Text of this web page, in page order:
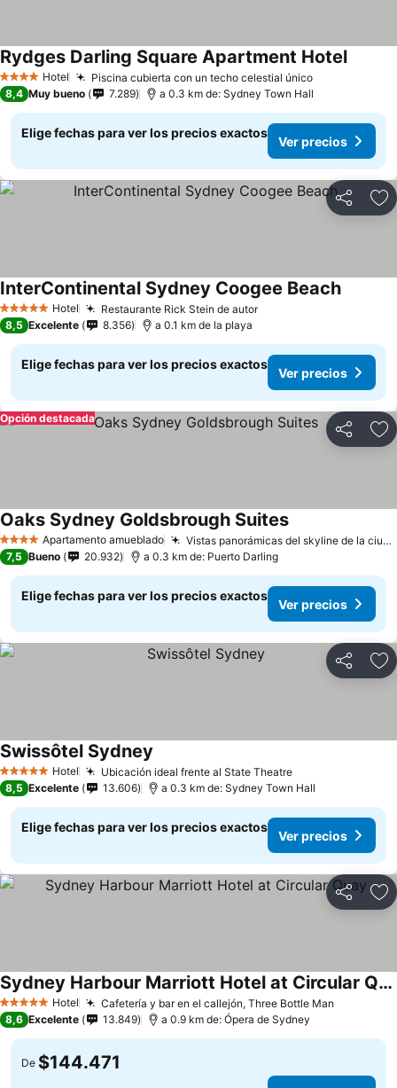
4 EstrellasHotel Piscina cubierta con un techo celestial únicoVer precios
Rydges Darling Square Apartment HotelVer
8,4 Muy bueno 7.289 a 0.3 km de: Sydney Town Hall
Elige fechas para ver los precios exactos
Ver precios
Compartir
5 Estrellas Hotel Restaurante Rick Stein de autorVer precios
InterContinental Sydney Coogee BeachVer
8,5 Excelente 8.356 a 0.1 km de la playa
Elige fechas para ver los precios exactos
Ver precios
Compartir
Opción destacada
4 EstrellasApartamento amueblado Vistas panorámicas del skyline de la ciudad
Oaks Sydney Goldsbrough SuitesVer precios
7,5 Bueno 20.932 a 0.3 km de: Puerto Darling
Elige fechas para ver los precios exactos
Ver precios
Compartir
5 Estrellas Hotel Ubicación ideal frente al State TheatreVer precios
Swissôtel Sydney
8,5 Excelente 13.606 a 0.3 km de: Sydney Town Hall
Elige fechas para ver los precios exactos
Ver precios
Compartir
5 Estrellas Hotel Cafetería y bar en el callejón, Three Bottle Man
Sydney Harbour Marriott Hotel at Circular Quay
Ver precios
8,6 Excelente 13.849 a 0.9 km de: Ópera de Sydney
De $144.471